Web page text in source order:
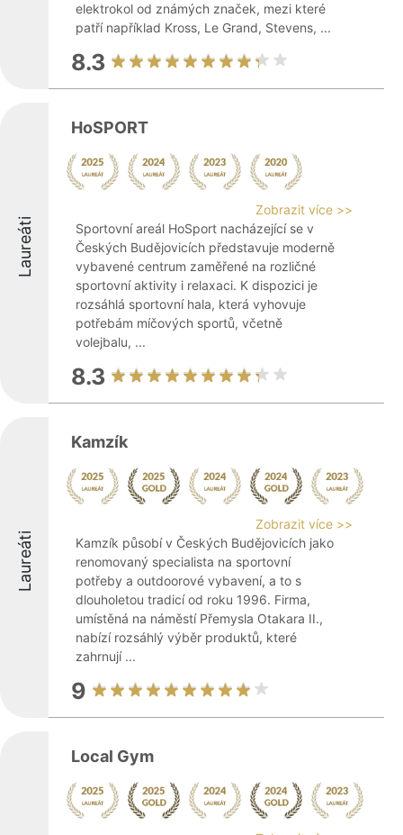
elektrokol od známých značek, mezi které
patří například Kross, Le Grand, Stevens, ...
8.3
Laureáti
HoSPORT
Zobrazit více >>
Sportovní areál HoSport nacházející se v
Českých Budějovicích představuje moderně
vybavené centrum zaměřené na rozličné
sportovní aktivity i relaxaci. K dispozici je
rozsáhlá sportovní hala, která vyhovuje
potřebám míčových sportů, včetně
volejbalu, ...
8.3
Laureáti
Kamzík
Zobrazit více >>
Kamzík působí v Českých Budějovicích jako
renomovaný specialista na sportovní
potřeby a outdoorové vybavení, a to s
dlouholetou tradicí od roku 1996. Firma,
umístěná na náměstí Přemysla Otakara II.,
nabízí rozsáhlý výběr produktů, které
zahrnují ...
9
Local Gym